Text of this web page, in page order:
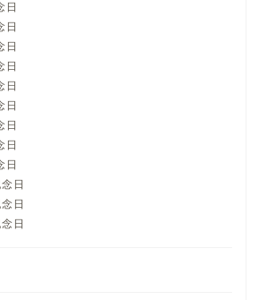
日
日
日
日
日
日
日
日
日
日
日
日